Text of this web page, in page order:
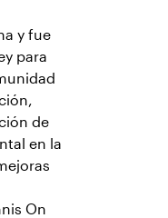
y fue
para
de
en la
On